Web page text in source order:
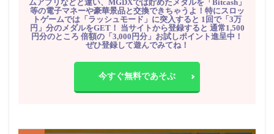
ムアプリなどと違い、MGDXでは貯めたメダルを「Bitcash」
等の電子マネーや豪華景品と交換できちゃうよ！特にスロッ
トゲームでは「ラッシュモード」に突入すると 1回で「3万
円」分のメダルをGET！ 当サイトから登録すると 通常1,500
円分のところ 倍額の「3,000円分」お試しポイント進呈中！
ぜひ登録して遊んでみてね！
今すぐ無料であそぶ